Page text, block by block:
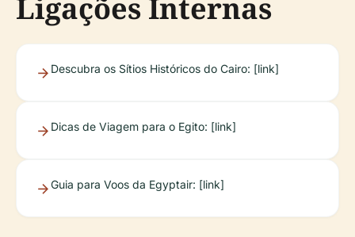
Ligações Internas
Descubra os Sítios Históricos do Cairo: [link]
Dicas de Viagem para o Egito: [link]
Guia para Voos da Egyptair: [link]